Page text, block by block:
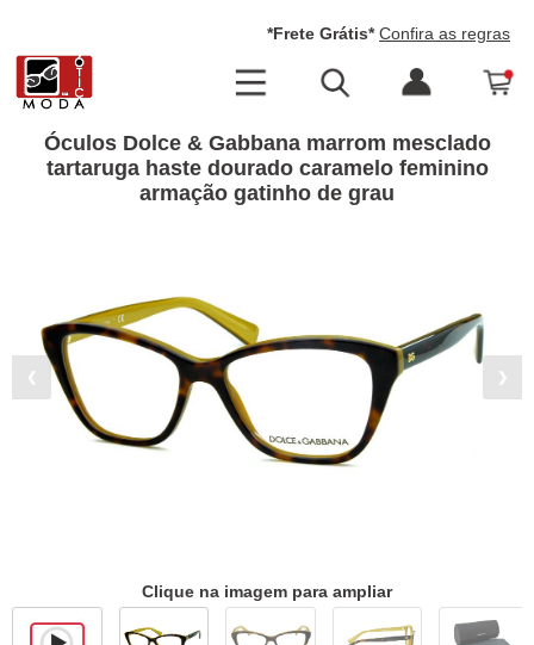
*Frete Grátis* Confira as regras
Óculos Dolce & Gabbana marrom mesclado
tartaruga haste dourado caramelo feminino
armação gatinho de grau
❮ ❯
Clique na imagem para ampliar